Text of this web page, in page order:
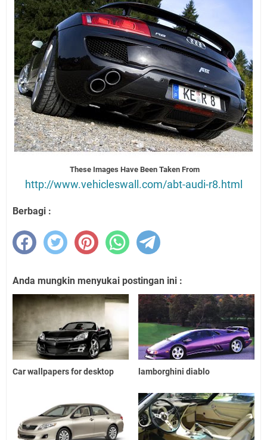
These Images Have Been Taken From
http://www.vehicleswall.com/abt-audi-r8.html
Berbagi :
Anda mungkin menyukai postingan ini :
Car wallpapers for desktop lamborghini diablo